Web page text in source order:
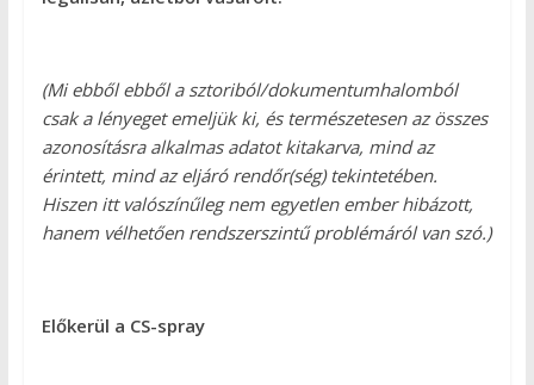
(Mi ebből ebből a sztoriból/dokumentumhalomból
csak a lényeget emeljük ki, és természetesen az összes
azonosításra alkalmas adatot kitakarva, mind az
érintett, mind az eljáró rendőr(ség) tekintetében.
Hiszen itt valószínűleg nem egyetlen ember hibázott,
hanem vélhetően rendszerszintű problémáról van szó.)
Előkerül a CS-spray